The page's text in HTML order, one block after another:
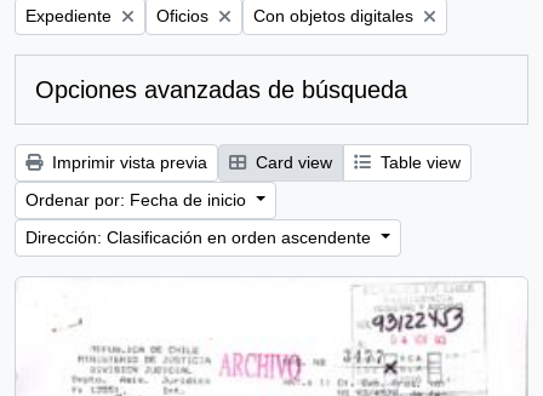
Remove filter:
Expediente Remove filter:
Oficios Remove filter:
Con objetos digitales
Opciones avanzadas de búsqueda
Imprimir vista previa Card view
Table view
Ordenar por: Fecha de inicio
Dirección: Clasificación en orden ascendente